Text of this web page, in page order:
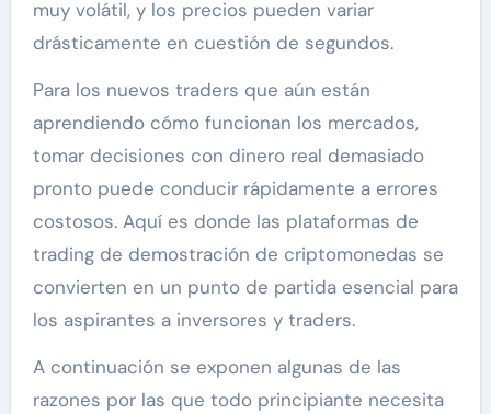
muy volátil, y los precios pueden variar
drásticamente en cuestión de segundos.
Para los nuevos traders que aún están
aprendiendo cómo funcionan los mercados,
tomar decisiones con dinero real demasiado
pronto puede conducir rápidamente a errores
costosos. Aquí es donde las plataformas de
trading de demostración de criptomonedas se
convierten en un punto de partida esencial para
los aspirantes a inversores y traders.
A continuación se exponen algunas de las
razones por las que todo principiante necesita